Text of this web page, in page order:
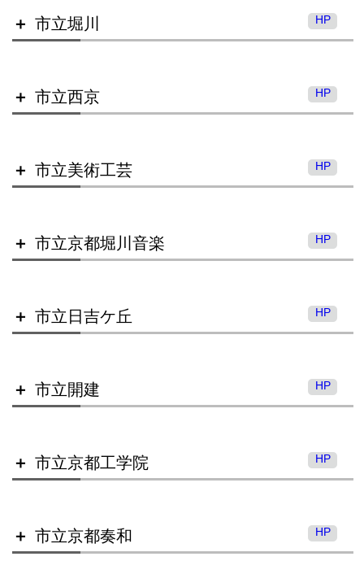
西乙訓高等学校
市立紫野高等学校
市立堀川 HP
市立堀川高等学校
市立西京 HP
市立西京高等学校
市立美術工芸 HP
市立美術工芸高等学校
市立京都堀川音楽 HP
市立京都堀川音楽高等学校
市立日吉ケ丘 HP
市立日吉ケ丘高等学校
市立開建 HP
市立開建高等学校
市立京都工学院 HP
市立京都奏和 HP